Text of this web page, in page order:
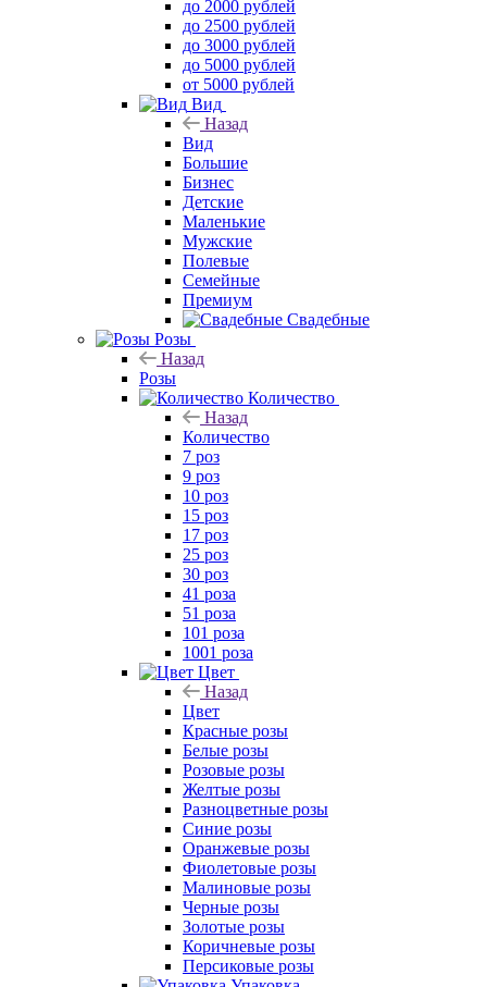
до 2000 рублей
до 2500 рублей
до 3000 рублей
до 5000 рублей
от 5000 рублей
Вид
Назад
Вид
Большие
Бизнес
Детские
Маленькие
Мужские
Полевые
Семейные
Премиум
Свадебные
Розы
Назад
Розы
Количество
Назад
Количество
7 роз
9 роз
10 роз
15 роз
17 роз
25 роз
30 роз
41 роза
51 роза
101 роза
1001 роза
Цвет
Назад
Цвет
Красные розы
Белые розы
Розовые розы
Желтые розы
Разноцветные розы
Синие розы
Оранжевые розы
Фиолетовые розы
Малиновые розы
Черные розы
Золотые розы
Коричневые розы
Персиковые розы